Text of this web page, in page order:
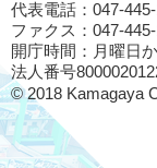
代表電話：047-
ファクス：047-
開庁時間：月曜日
法人番号
© 2018 Kamagaya